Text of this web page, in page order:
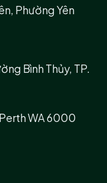
Phường Yên
Bình Thủy, TP.
WA 6000